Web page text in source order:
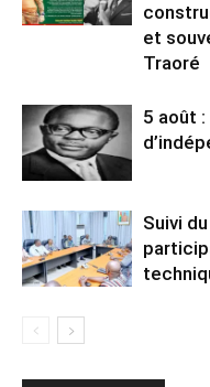
et
Traoré
5 août
Suivi